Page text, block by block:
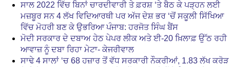
ਸਾਲ 2022 ਵਿੱਚ ਬਿਨਾਂ ਚਾਰਦੀਵਾਰੀ ਤੇ ਫ਼ਰਸ਼ ‘ਤੇ ਬੈਠ ਕੇ ਪੜ੍ਹਨ ਲਈ
ਮਜ਼ਬੂਰ ਸਨ 4 ਲੱਖ ਵਿਦਿਆਰਥੀ ਪਰ ਅੱਜ ਦੇਸ਼ ਭਰ ‘ਚੋਂ ਸਕੂਲੀ ਸਿੱਖਿਆ
ਵਿੱਚ ਮੋਹਰੀ ਬਣ ਕੇ ਉਭਰਿਆ ਪੰਜਾਬ: ਹਰਜੋਤ ਸਿੰਘ ਬੈਂਸ
ਮੋਦੀ ਸਰਕਾਰ ਦੇ ਦਬਾਅ ਹੇਠ ਪੇਪਰ ਲੀਕ ਅਤੇ ਈ-20 ਖ਼ਿਲਾਫ਼ ਉੱਠ ਰਹੀ
ਆਵਾਜ਼ ਨੂੰ ਦਬਾ ਰਿਹਾ ਮੇਟਾ- ਕੇਜਰੀਵਾਲ
ਸਾਢੇ 4 ਸਾਲਾਂ ‘ਚ 68 ਹਜ਼ਾਰ ਤੋਂ ਵੱਧ ਸਰਕਾਰੀ ਨੌਕਰੀਆਂ, 1.83 ਲੱਖ ਕਰੋੜ